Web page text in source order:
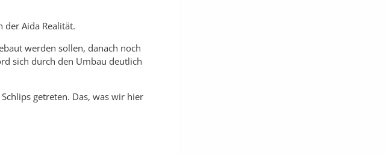
der Aida Realität.
werden sollen, danach noch
sich durch den Umbau deutlich
getreten. Das, was wir hier